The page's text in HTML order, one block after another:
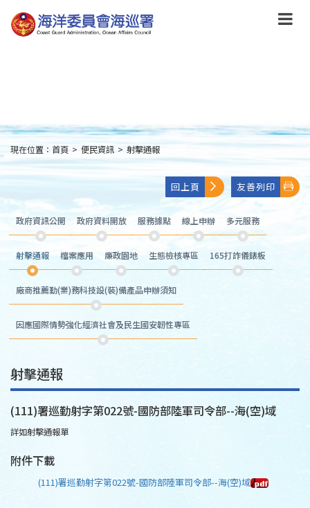
到
主
:::
現在位置： 首頁 > 便民資訊 > 射擊通報
回上頁 友善列印
政府資訊公開 政府資料開放 服務據點 線上申辦 多元服務
射擊通報 檔案應用 廉政園地 生態檢核專區 165打詐儀錶板
廠商推薦勤(業)務科技設(裝)備產品申辦須知
因應國際情勢強化經濟社會及民生國安韌性專區
射擊通報
(111)署巡勤射字第022號-國防部陸軍司令部--海(空)域
詳如射擊通報單
附件下載
(111)署巡勤射字第022號-國防部陸軍司令部--海(空)域